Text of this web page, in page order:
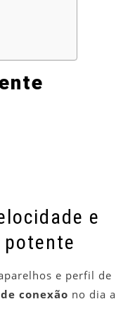
e
e perfil de
conexão no dia a